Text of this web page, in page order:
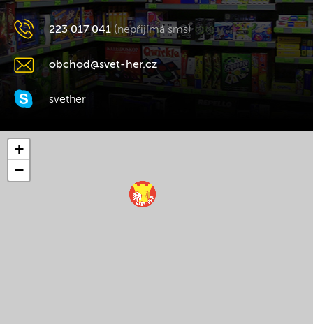
223 017 041 (nepřijímá sms)
obchod@svet-her.cz
svether
+
−